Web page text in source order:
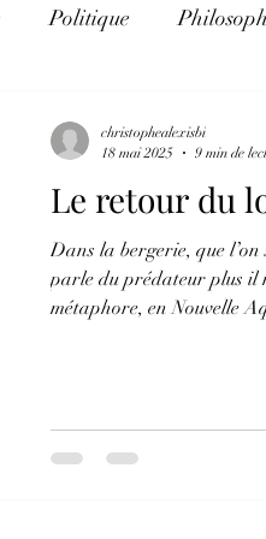
Politique
religion Arithmancie
Science, politique, religion
Le retour du
Dans la bergerie, que
parle du prédateur plus il
métaphore, en Nouvelle
écosystème planétaire en
entre l’état sauvage et
christophealexisbi
18 mai 2025
9 min de